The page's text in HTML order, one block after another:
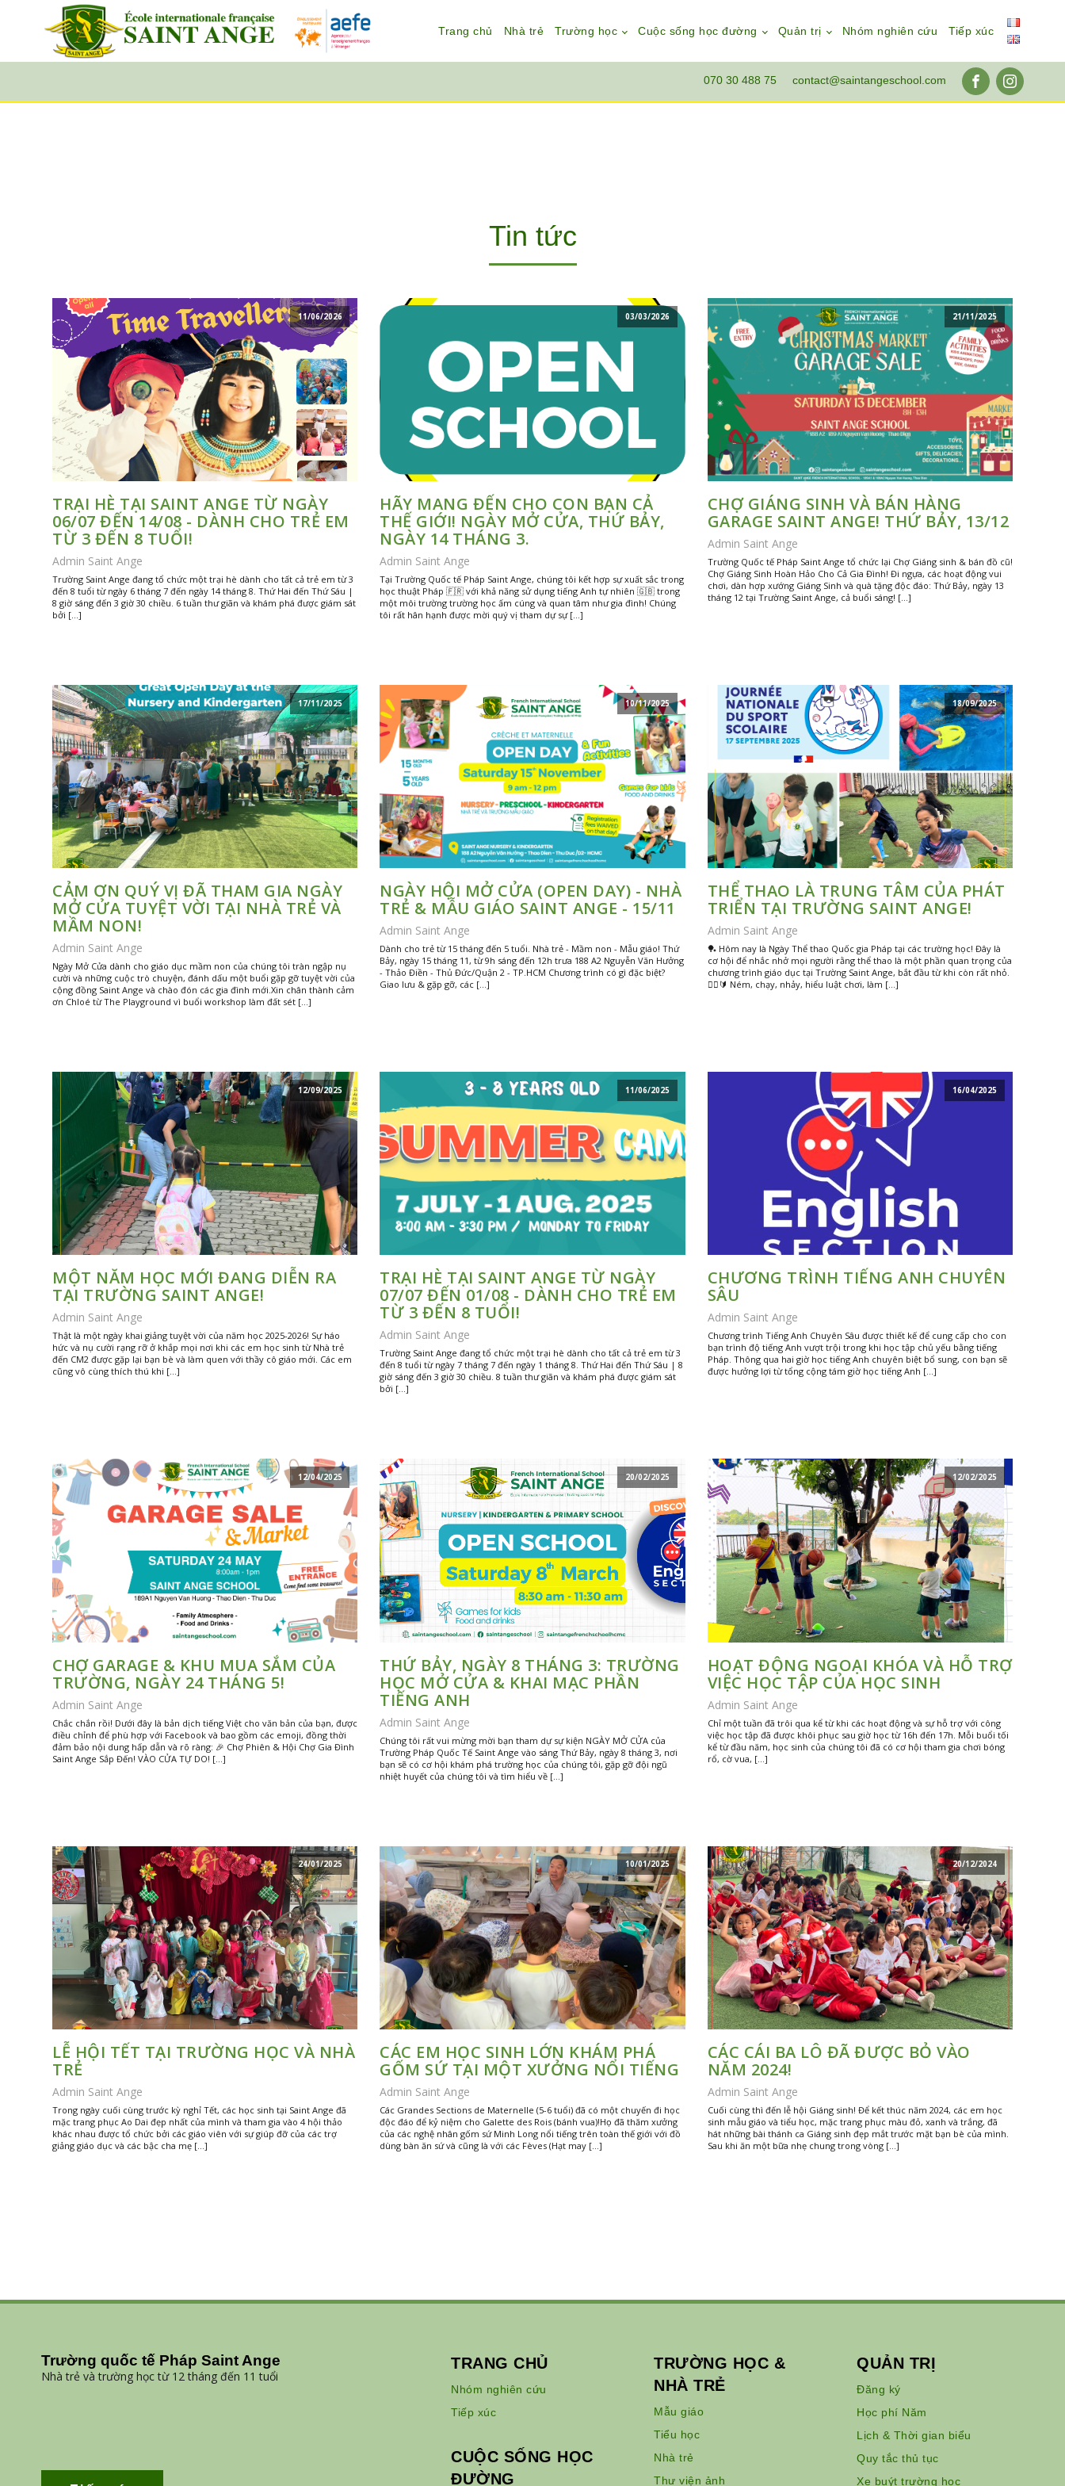
Trang chủ Nhà trẻ Trường học Cuộc sống học đường Quản trị Nhóm nghiên cứu Tiếp xúc
070 30 488 75 contact@saintangeschool.com
Tin tức
11/06/2026
TRẠI HÈ TẠI SAINT ANGE TỪ NGÀY
06/07 ĐẾN 14/08 - DÀNH CHO TRẺ EM
TỪ 3 ĐẾN 8 TUỔI!
Admin Saint Ange
Trường Saint Ange đang tổ chức một trại hè dành cho tất cả trẻ em từ 3
đến 8 tuổi từ ngày 6 tháng 7 đến ngày 14 tháng 8. Thứ Hai đến Thứ Sáu |
8 giờ sáng đến 3 giờ 30 chiều. 6 tuần thư giãn và khám phá được giám sát
bởi […]
03/03/2026
HÃY MANG ĐẾN CHO CON BẠN CẢ
THẾ GIỚI! NGÀY MỞ CỬA, THỨ BẢY,
NGÀY 14 THÁNG 3.
Admin Saint Ange
Tại Trường Quốc tế Pháp Saint Ange, chúng tôi kết hợp sự xuất sắc trong
học thuật Pháp 🇫🇷 với khả năng sử dụng tiếng Anh tự nhiên 🇬🇧 trong
một môi trường trường học ấm cúng và quan tâm như gia đình! Chúng
tôi rất hân hạnh được mời quý vị tham dự sự […]
21/11/2025
CHỢ GIÁNG SINH VÀ BÁN HÀNG
GARAGE SAINT ANGE! THỨ BẢY, 13/12
Admin Saint Ange
Trường Quốc tế Pháp Saint Ange tổ chức lại Chợ Giáng sinh & bán đồ cũ!
Chợ Giáng Sinh Hoàn Hảo Cho Cả Gia Đình! Đi ngựa, các hoạt động vui
chơi, dàn hợp xướng Giáng Sinh và quà tặng độc đáo: Thứ Bảy, ngày 13
tháng 12 tại Trường Saint Ange, cả buổi sáng! […]
17/11/2025
CẢM ƠN QUÝ VỊ ĐÃ THAM GIA NGÀY
MỞ CỬA TUYỆT VỜI TẠI NHÀ TRẺ VÀ
MẦM NON!
Admin Saint Ange
Ngày Mở Cửa dành cho giáo dục mầm non của chúng tôi tràn ngập nụ
cười và những cuộc trò chuyện, đánh dấu một buổi gặp gỡ tuyệt vời của
cộng đồng Saint Ange và chào đón các gia đình mới.Xin chân thành cảm
ơn Chloé từ The Playground vì buổi workshop làm đất sét […]
10/11/2025
NGÀY HỘI MỞ CỬA (OPEN DAY) - NHÀ
TRẺ & MẪU GIÁO SAINT ANGE - 15/11
Admin Saint Ange
Dành cho trẻ từ 15 tháng đến 5 tuổi. Nhà trẻ - Mầm non - Mẫu giáo! Thứ
Bảy, ngày 15 tháng 11, từ 9h sáng đến 12h trưa 188 A2 Nguyễn Văn Hưởng
- Thảo Điền - Thủ Đức/Quận 2 - TP.HCM Chương trình có gì đặc biệt?
Giao lưu & gặp gỡ, các […]
18/09/2025
THỂ THAO LÀ TRUNG TÂM CỦA PHÁT
TRIỂN TẠI TRƯỜNG SAINT ANGE!
Admin Saint Ange
🏓 Hôm nay là Ngày Thể thao Quốc gia Pháp tại các trường học! Đây là
cơ hội để nhắc nhở mọi người rằng thể thao là một phần quan trọng của
chương trình giáo dục tại Trường Saint Ange, bắt đầu từ khi còn rất nhỏ.
🏃‍♂️🔰 Ném, chạy, nhảy, hiểu luật chơi, làm […]
12/09/2025
MỘT NĂM HỌC MỚI ĐANG DIỄN RA
TẠI TRƯỜNG SAINT ANGE!
Admin Saint Ange
Thật là một ngày khai giảng tuyệt vời của năm học 2025-2026! Sự háo
hức và nụ cười rạng rỡ ở khắp mọi nơi khi các em học sinh từ Nhà trẻ
đến CM2 được gặp lại bạn bè và làm quen với thầy cô giáo mới. Các em
cũng vô cùng thích thú khi […]
11/06/2025
TRẠI HÈ TẠI SAINT ANGE TỪ NGÀY
07/07 ĐẾN 01/08 - DÀNH CHO TRẺ EM
TỪ 3 ĐẾN 8 TUỔI!
Admin Saint Ange
Trường Saint Ange đang tổ chức một trại hè dành cho tất cả trẻ em từ 3
đến 8 tuổi từ ngày 7 tháng 7 đến ngày 1 tháng 8. Thứ Hai đến Thứ Sáu | 8
giờ sáng đến 3 giờ 30 chiều. 8 tuần thư giãn và khám phá được giám sát
bởi […]
16/04/2025
CHƯƠNG TRÌNH TIẾNG ANH CHUYÊN
SÂU
Admin Saint Ange
Chương trình Tiếng Anh Chuyên Sâu được thiết kế để cung cấp cho con
bạn trình độ tiếng Anh vượt trội trong khi học tập chủ yếu bằng tiếng
Pháp. Thông qua hai giờ học tiếng Anh chuyên biệt bổ sung, con bạn sẽ
được hưởng lợi từ tổng cộng tám giờ học tiếng Anh […]
12/04/2025
CHỢ GARAGE & KHU MUA SẮM CỦA
TRƯỜNG, NGÀY 24 THÁNG 5!
Admin Saint Ange
Chắc chắn rồi! Dưới đây là bản dịch tiếng Việt cho văn bản của bạn, được
điều chỉnh để phù hợp với Facebook và bao gồm các emoji, đồng thời
đảm bảo nội dung hấp dẫn và rõ ràng: 🎉 Chợ Phiên & Hội Chợ Gia Đình
Saint Ange Sắp Đến! VÀO CỬA TỰ DO! […]
20/02/2025
THỨ BẢY, NGÀY 8 THÁNG 3: TRƯỜNG
HỌC MỞ CỬA & KHAI MẠC PHẦN
TIẾNG ANH
Admin Saint Ange
Chúng tôi rất vui mừng mời bạn tham dự sự kiện NGÀY MỞ CỬA của
Trường Pháp Quốc Tế Saint Ange vào sáng Thứ Bảy, ngày 8 tháng 3, nơi
bạn sẽ có cơ hội khám phá trường học của chúng tôi, gặp gỡ đội ngũ
nhiệt huyết của chúng tôi và tìm hiểu về […]
12/02/2025
HOẠT ĐỘNG NGOẠI KHÓA VÀ HỖ TRỢ
VIỆC HỌC TẬP CỦA HỌC SINH
Admin Saint Ange
Chỉ một tuần đã trôi qua kể từ khi các hoạt động và sự hỗ trợ với công
việc học tập đã được khôi phục sau giờ học từ 16h đến 17h. Mỗi buổi tối
kể từ đầu năm, học sinh của chúng tôi đã có cơ hội tham gia chơi bóng
rổ, cờ vua, […]
24/01/2025
LỄ HỘI TẾT TẠI TRƯỜNG HỌC VÀ NHÀ
TRẺ
Admin Saint Ange
Trong ngày cuối cùng trước kỳ nghỉ Tết, các học sinh tại Saint Ange đã
mặc trang phục Ao Dai đẹp nhất của mình và tham gia vào 4 hội thảo
khác nhau được tổ chức bởi các giáo viên với sự giúp đỡ của các trợ
giảng giáo dục và các bậc cha mẹ […]
10/01/2025
CÁC EM HỌC SINH LỚN KHÁM PHÁ
GỐM SỨ TẠI MỘT XƯỞNG NỔI TIẾNG
Admin Saint Ange
Các Grandes Sections de Maternelle (5-6 tuổi) đã có một chuyến đi học
độc đáo để kỷ niệm cho Galette des Rois (bánh vua)!Họ đã thăm xưởng
của các nghệ nhân gốm sứ Minh Long nổi tiếng trên toàn thế giới với đồ
dùng bàn ăn sứ và cũng là với các Fèves (Hạt may […]
20/12/2024
CÁC CÁI BA LÔ ĐÃ ĐƯỢC BỎ VÀO
NĂM 2024!
Admin Saint Ange
Cuối cùng thì đến lễ hội Giáng sinh! Để kết thúc năm 2024, các em học
sinh mẫu giáo và tiểu học, mặc trang phục màu đỏ, xanh và trắng, đã
hát những bài thánh ca Giáng sinh đẹp mắt trước mặt bạn bè của mình.
Sau khi ăn một bữa nhẹ chung trong vòng […]
Trường quốc tế Pháp Saint Ange
Nhà trẻ và trường học từ 12 tháng đến 11 tuổi
TRANG CHỦ
Nhóm nghiên cứu
Tiếp xúc
CUỘC SỐNG HỌC
ĐƯỜNG
TRƯỜNG HỌC &
NHÀ TRẺ
Mẫu giáo
Tiểu học
Nhà trẻ
Thư viện ảnh
QUẢN TRỊ
Đăng ký
Học phí Năm
Lịch & Thời gian biểu
Quy tắc thủ tục
Xe buýt trường học